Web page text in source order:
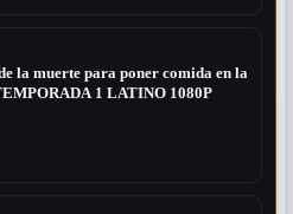
la muerte para poner comida en la
1 LATINO 1080P